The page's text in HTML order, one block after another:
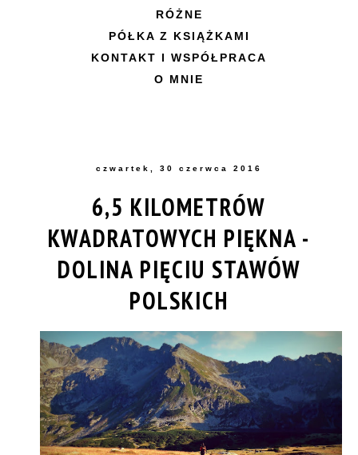
RÓŻNE
PÓŁKA Z KSIĄŻKAMI
KONTAKT I WSPÓŁPRACA
O MNIE
czwartek, 30 czerwca 2016
6,5 KILOMETRÓW
KWADRATOWYCH PIĘKNA -
DOLINA PIĘCIU STAWÓW
POLSKICH